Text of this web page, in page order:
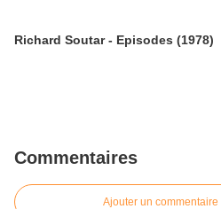
Richard Soutar - Episodes (1978)
Commentaires
Ajouter un commentaire